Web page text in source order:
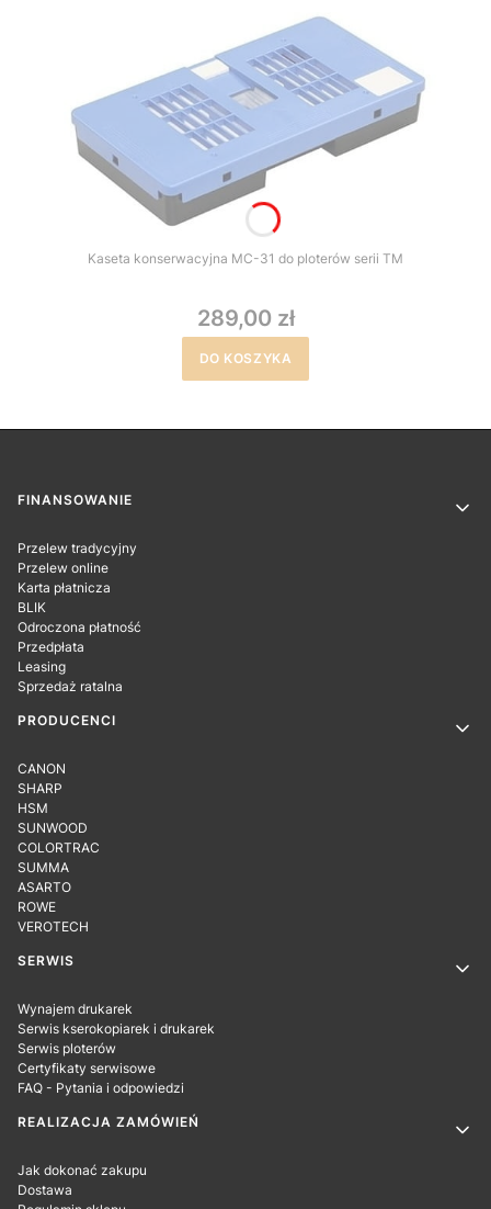
Kaseta konserwacyjna MC-31 do ploterów serii TM
289,00 zł
DO KOSZYKA
Linki w stopce
FINANSOWANIE
Przelew tradycyjny
Przelew online
Karta płatnicza
BLIK
Odroczona płatność
Przedpłata
Leasing
Sprzedaż ratalna
PRODUCENCI
CANON
SHARP
HSM
SUNWOOD
COLORTRAC
SUMMA
ASARTO
ROWE
VEROTECH
SERWIS
Wynajem drukarek
Serwis kserokopiarek i drukarek
Serwis ploterów
Certyfikaty serwisowe
FAQ - Pytania i odpowiedzi
REALIZACJA ZAMÓWIEŃ
Jak dokonać zakupu
Dostawa